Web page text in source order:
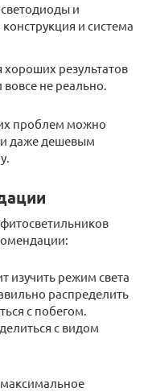
и
и система
результатов
не реально.
проблем можно
даже дешевым
изучить режим света
распределить
с побегом.
с видом